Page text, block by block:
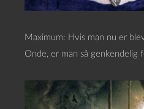
Maximum: Hvis man nu er
Onde, er man så genkendelig